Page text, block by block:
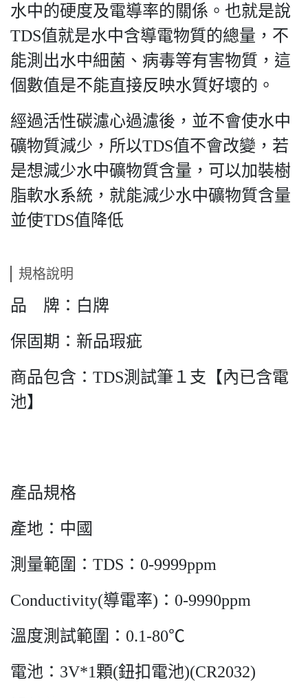
水中的硬度及電導率的關係。也就是說
TDS值就是水中含導電物質的總量，不
能測出水中細菌、病毒等有害物質，這
個數值是不能直接反映水質好壞的。
經過活性碳濾心過濾後，並不會使水中
礦物質減少，所以TDS值不會改變，若
是想減少水中礦物質含量，可以加裝樹
脂軟水系統，就能減少水中礦物質含量
並使TDS值降低
規格說明
品 牌：白牌
保固期：新品瑕疵
商品包含：TDS測試筆１支【內已含電
池】
產品規格
產地：中國
測量範圍：TDS：0-9999ppm
Conductivity(導電率)：0-9990ppm
溫度測試範圍：0.1-80℃
電池：3V*1顆(鈕扣電池)(CR2032)